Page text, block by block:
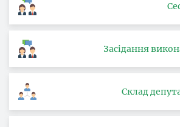
Засідання
Склад